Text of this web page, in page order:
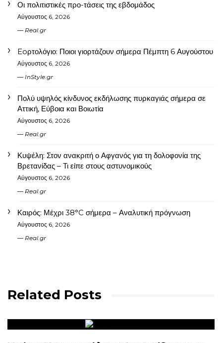
Οι πολιτιστικές προ-τάσεις της εβδομάδος
Αύγουστος 6, 2026
Real.gr
Eoρτολόγιο: Ποιοι γιορτάζουν σήμερα Πέμπτη 6 Αυγούστου
Αύγουστος 6, 2026
InStyle.gr
Πολύ υψηλός κίνδυνος εκδήλωσης πυρκαγιάς σήμερα σε
Αττική, Εύβοια και Βοιωτία
Αύγουστος 6, 2026
Real.gr
Κυψέλη: Στον ανακριτή ο Αφγανός για τη δολοφονία της
Βρετανίδας – Τι είπε στους αστυνομικούς
Αύγουστος 6, 2026
Real.gr
Καιρός: Μέχρι 38°C σήμερα – Αναλυτική πρόγνωση
Αύγουστος 6, 2026
Real.gr
Related Posts